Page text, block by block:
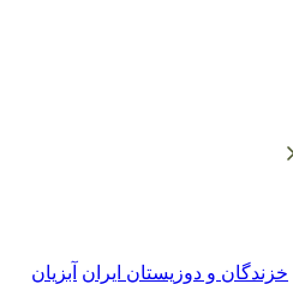
خزندگان و دوزیستان ایران آبزیان